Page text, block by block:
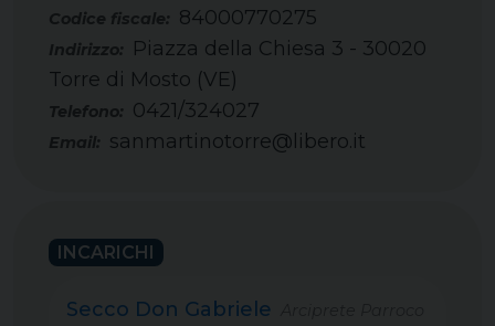
Codice fiscale: 84000770275
Telefono: 0421/324027
Email: sanmartinotorre@libero.it
Indirizzo:
Piazza della Chiesa 3 - 30020
Torre di Mosto (VE)
INCARICHI
Secco Don Gabriele